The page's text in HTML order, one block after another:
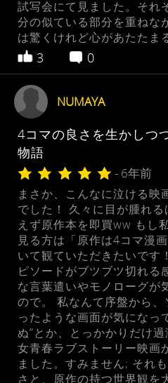
試写会にて見ました。それ
分の似ている部分を重ねな
は驚くけれど心があたたま
3 0
NUMAYA
4コマの良さを生かしつ
物語
- 6年前
まさか、こんなに泣ける映
でした！ 久々に目が腫れ
えず原作本を即買ww もし
見る方は「原作は4コマ漫
いて観ていただきたいです
ピソードがブツブツ切れる
な言葉遣いやモノローグが
ので。 私なんて序盤から
ったような画面が気になっ
ぬ”とか、とっかかりだけ
女青春ラブストーリー映画
ました。すみません; それ
さと、原作の持つ世界観を